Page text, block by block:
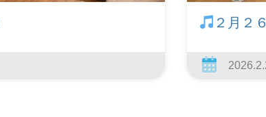
２月２